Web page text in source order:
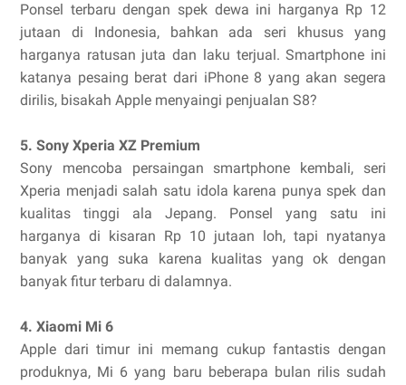
Ponsel terbaru dengan spek dewa ini harganya Rp 12
jutaan di Indonesia, bahkan ada seri khusus yang
harganya ratusan juta dan laku terjual. Smartphone ini
katanya pesaing berat dari iPhone 8 yang akan segera
dirilis, bisakah Apple menyaingi penjualan S8?
5. Sony Xperia XZ Premium
Sony mencoba persaingan smartphone kembali, seri
Xperia menjadi salah satu idola karena punya spek dan
kualitas tinggi ala Jepang. Ponsel yang satu ini
harganya di kisaran Rp 10 jutaan loh, tapi nyatanya
banyak yang suka karena kualitas yang ok dengan
banyak fitur terbaru di dalamnya.
4. Xiaomi Mi 6
Apple dari timur ini memang cukup fantastis dengan
produknya, Mi 6 yang baru beberapa bulan rilis sudah